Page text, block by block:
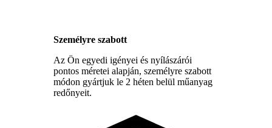
Személyre szabott
Az Ön egyedi igényei és nyílászárói
pontos méretei alapján, személyre szabott
módon gyártjuk le 2 héten belül műanyag
redőnyeit.